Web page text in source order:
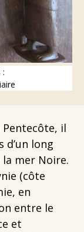
:
il
d’un long
mer Noire.
(côte
en
entre le
et